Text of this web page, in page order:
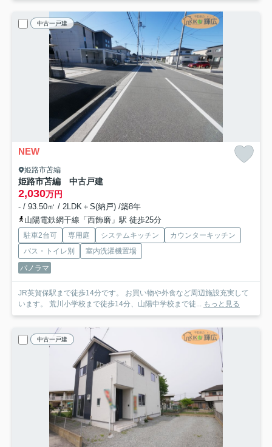
中古一戸建
NEW
姫路市苫編
姫路市苫編 中古戸建
2,030万円
- / 93.50㎡ / 2LDK＋S(納戸) /築8年
山陽電鉄網干線「西飾磨」駅 徒歩25分
駐車2台可 専用庭 システムキッチン
カウンターキッチン
バス・トイレ別
室内洗濯機置場
パノラマ
JR英賀保駅まで徒歩14分です。 お買い物や外食など周辺施設充実して
います。 荒川小学校まで徒歩14分、山陽中学校まで徒... もっと見る
中古一戸建